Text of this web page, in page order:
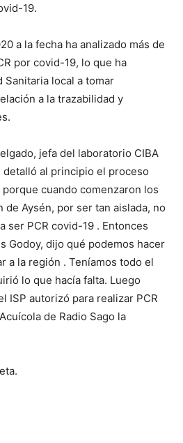
19.
a la fecha ha analizado más de
por covid-19, lo que ha
Sanitaria local a tomar
a la trazabilidad y
jefa del laboratorio CIBA
al principio el proceso
cuando comenzaron los
de Aysén, por ser tan aislada, no
ser PCR covid-19 . Entonces
Godoy, dijo qué podemos hacer
a la región . Teníamos todo el
lo que hacía falta. Luego
ISP autorizó para realizar PCR
de Radio Sago la